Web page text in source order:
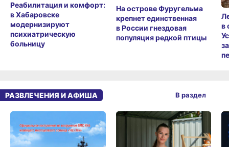
Реабилитация и комфорт:
в Хабаровске
модернизируют
психиатрическую
больницу
На острове Фуругельма
крепнет единственная
в России гнездовая
популяция редкой птицы
в
РАЗВЛЕЧЕНИЯ И АФИША В раздел